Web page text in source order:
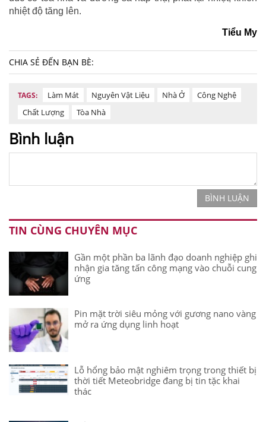
nhiệt độ tăng lên.
Tiểu My
CHIA SẺ ĐẾN BẠN BÈ:
TAGS: Làm Mát Nguyên Vật Liệu Nhà Ở
Công Nghệ
Chất Lượng
Tòa Nhà
Bình luận
BÌNH LUẬN
TIN CÙNG CHUYÊN MỤC
Gần một phần ba lãnh đạo doanh nghiệp ghi
nhận gia tăng tấn công mạng vào chuỗi cung
ứng
Pin mặt trời siêu mỏng với gương nano vàng
mở ra ứng dụng linh hoạt
Lỗ hổng bảo mật nghiêm trọng trong thiết bị
thời tiết Meteobridge đang bị tin tặc khai
thác